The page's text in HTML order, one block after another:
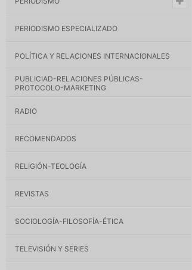
PERIODISMO ESPECIALIZADO
POLÍTICA Y RELACIONES INTERNACIONALES
PUBLICIAD-RELACIONES PÚBLICAS-
PROTOCOLO-MARKETING
RADIO
RECOMENDADOS
RELIGIÓN-TEOLOGÍA
REVISTAS
SOCIOLOGÍA-FILOSOFÍA-ÉTICA
TELEVISIÓN Y SERIES